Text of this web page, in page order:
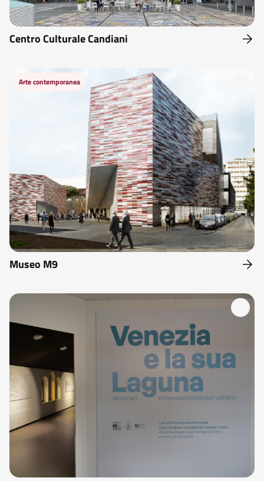
Centro Culturale Candiani
Arte contemporanea
Museo M9